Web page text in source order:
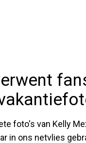
foto's van Kelly
in ons netvlies